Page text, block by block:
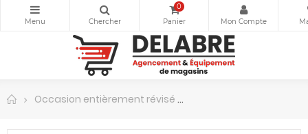
0
Occasion entièrement révisé